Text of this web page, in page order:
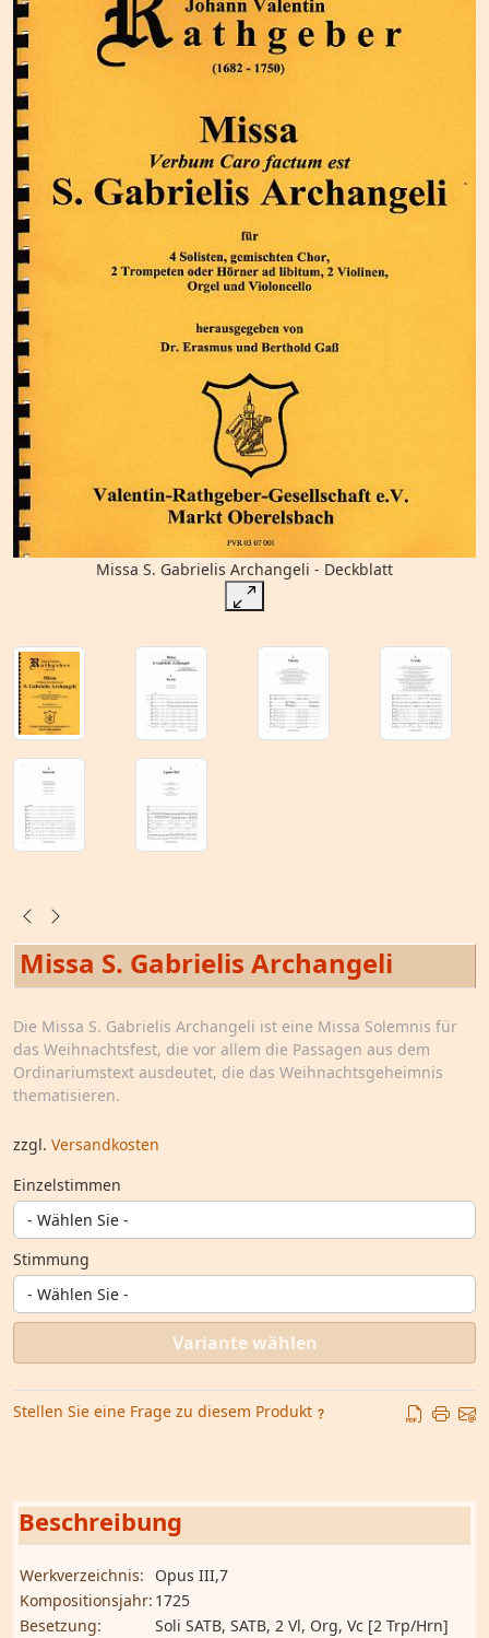
Missa S. Gabrielis Archangeli - Deckblatt
Missa S. Gabrielis Archangeli
Die Missa S. Gabrielis Archangeli ist eine Missa Solemnis für
das Weihnachtsfest, die vor allem die Passagen aus dem
Ordinariumstext ausdeutet, die das Weihnachtsgeheimnis
thematisieren.
zzgl. Versandkosten
Einzelstimmen
Stimmung
Variante wählen
Stellen Sie eine Frage zu diesem Produkt
Beschreibung
Werkverzeichnis:
Opus III,7
Kompositionsjahr: 1725
Besetzung:
Soli SATB, SATB, 2 Vl, Org, Vc [2 Trp/Hrn]